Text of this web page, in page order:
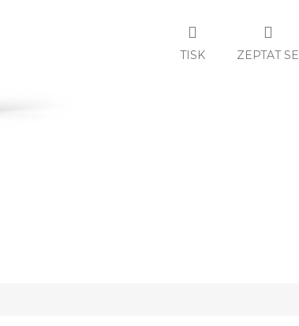
TISK ZEPTAT SE